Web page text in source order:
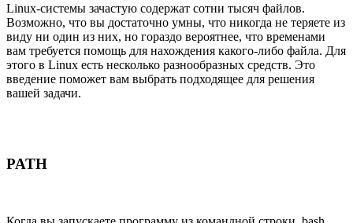
Linux-системы зачастую содержат сотни тысяч файлов.
Возможно, что вы достаточно умны, что никогда не теряете из
виду ни один из них, но гораздо вероятнее, что временами
вам требуется помощь для нахождения какого-либо файла. Для
этого в Linux есть несколько разнообразных средств. Это
введение поможет вам выбрать подходящее для решения
вашей задачи.
PATH